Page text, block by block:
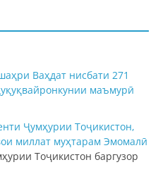
Ваҳдат нисбати 271
маъмурӣ
Ҷумҳурии Тоҷикистон,
миллат муҳтарам Эмомалӣ
Тоҷикистон баргузор